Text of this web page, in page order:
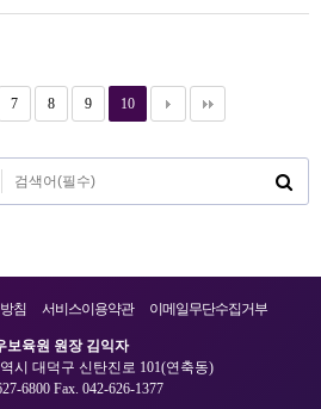
7 8 9 10
침 서비스이용약관 이메일무단수집거부
보육원 원장 김익자
시 대덕구 신탄진로 101(연축동)
6800 Fax. 042-626-1377